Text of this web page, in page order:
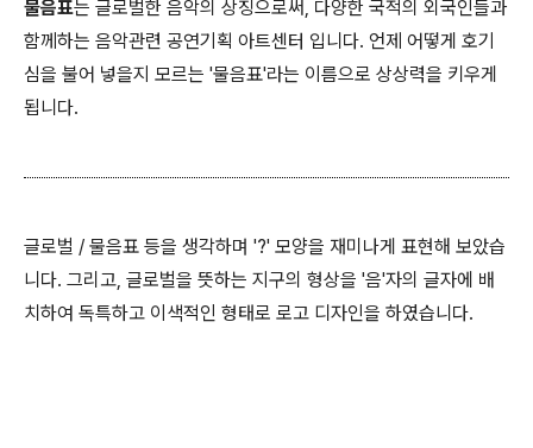
물음표는 글로벌한 음악의 상징으로써, 다양한 국적의 외국인들과
함께하는 음악관련 공연기획 아트센터 입니다. 언제 어떻게 호기
심을 불어 넣을지 모르는 '물음표'라는 이름으로 상상력을 키우게
됩니다.
글로벌 / 물음표 등을 생각하며 '?' 모양을 재미나게 표현해 보았습
니다. 그리고, 글로벌을 뜻하는 지구의 형상을 '음'자의 글자에 배
치하여 독특하고 이색적인 형태로 로고 디자인을 하였습니다.